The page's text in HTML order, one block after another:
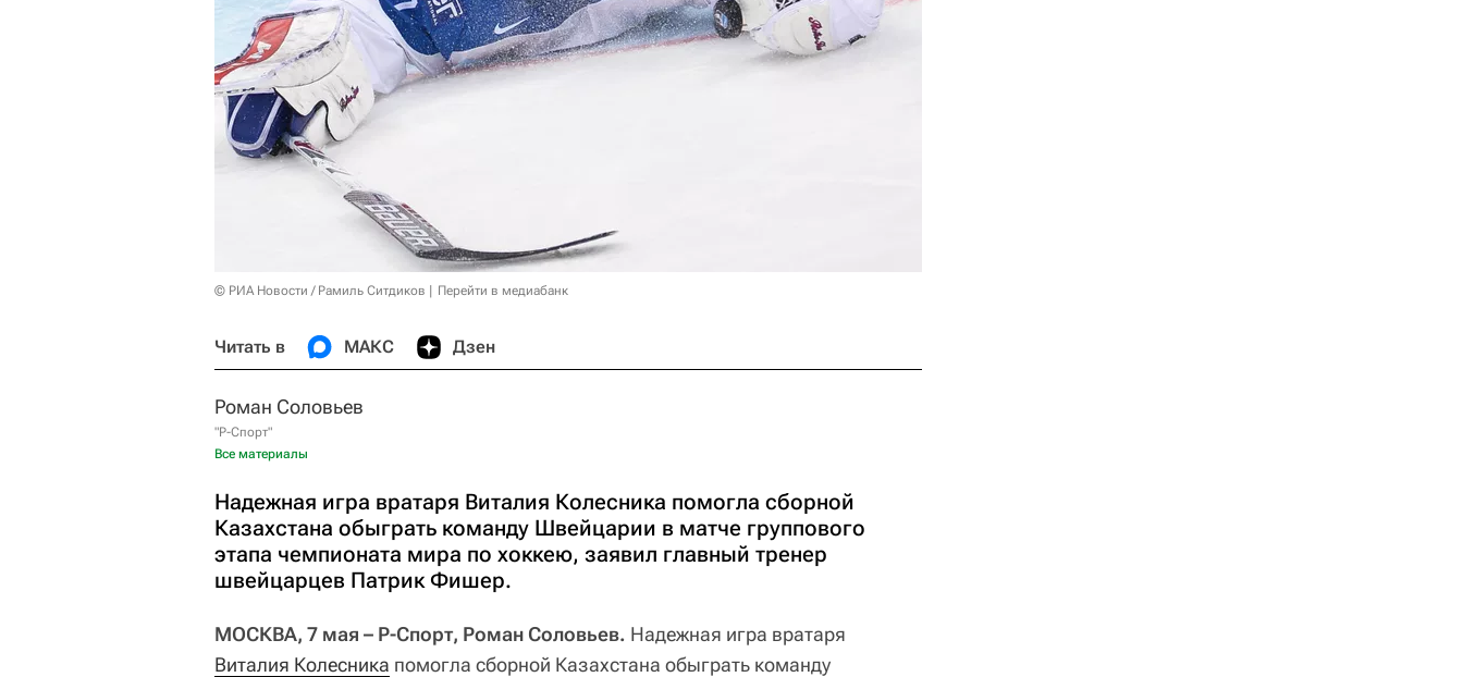
© РИА Новости / Рамиль Ситдиков Перейти в медиабанк
Читать в МАКС Дзен
Роман Соловьев
"Р-Спорт"
Все материалы
Надежная игра вратаря Виталия Колесника помогла сборной
Казахстана обыграть команду Швейцарии в матче группового
этапа чемпионата мира по хоккею, заявил главный тренер
швейцарцев Патрик Фишер.
МОСКВА, 7 мая – Р-Спорт, Роман Соловьев. Надежная игра вратаря
Виталия Колесника помогла сборной Казахстана обыграть команду